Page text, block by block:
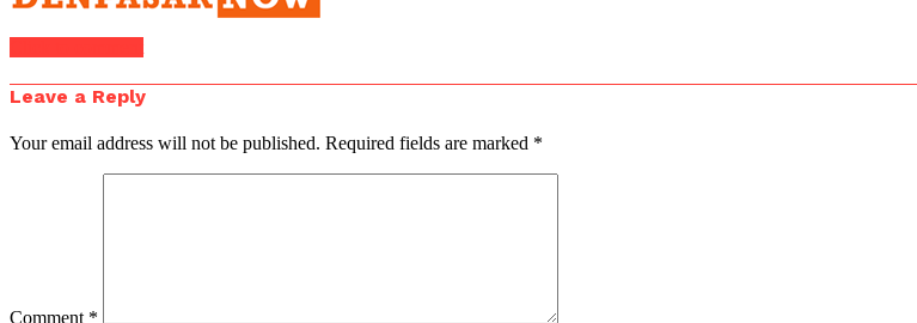
Leave a Reply
Your email address will not be published. Required fields are marked *
Comment *